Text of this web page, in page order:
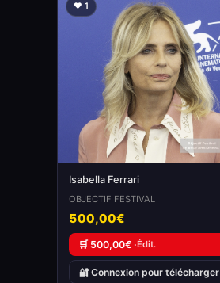
❤️ 1
Isabella Ferrari
OBJECTIF FESTIVAL
500,00€
🛒 500,00€ ·Édit.
🔐 Connexion pour télécharger